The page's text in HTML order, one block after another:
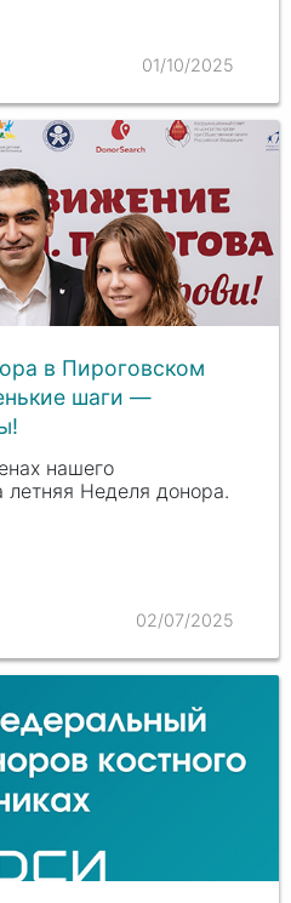
01/10/2025
в Пироговском
шаги —
нашего
Неделя донора.
02/07/2025